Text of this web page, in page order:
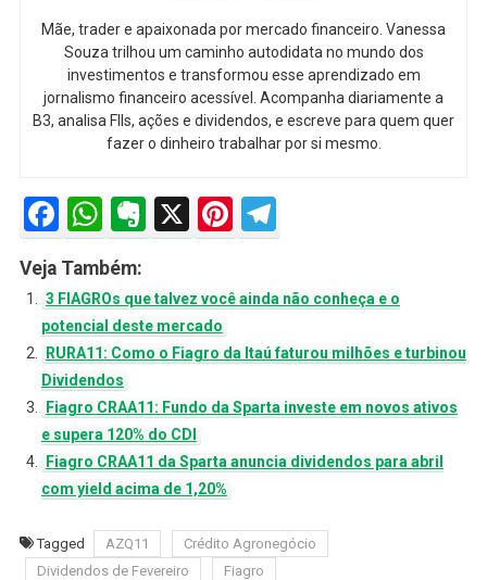
Mãe, trader e apaixonada por mercado financeiro. Vanessa
Souza trilhou um caminho autodidata no mundo dos
investimentos e transformou esse aprendizado em
jornalismo financeiro acessível. Acompanha diariamente a
B3, analisa FIIs, ações e dividendos, e escreve para quem quer
fazer o dinheiro trabalhar por si mesmo.
Facebook
WhatsApp
Evernote
X Pinterest
Telegram
Veja Também:
3 FIAGROs que talvez você ainda não conheça e o
potencial deste mercado
RURA11: Como o Fiagro da Itaú faturou milhões e turbinou
Dividendos
Fiagro CRAA11: Fundo da Sparta investe em novos ativos
e supera 120% do CDI
Fiagro CRAA11 da Sparta anuncia dividendos para abril
com yield acima de 1,20%
Tagged AZQ11
Crédito Agronegócio
Dividendos de Fevereiro
Fiagro